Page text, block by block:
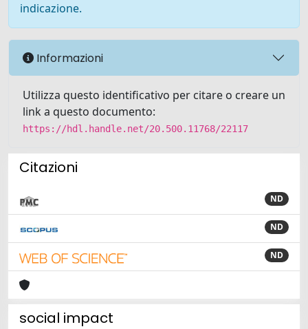
indicazione.
Informazioni
Utilizza questo identificativo per citare o creare un
link a questo documento:
https://hdl.handle.net/20.500.11768/22117
Citazioni
ND
ND
ND
social impact